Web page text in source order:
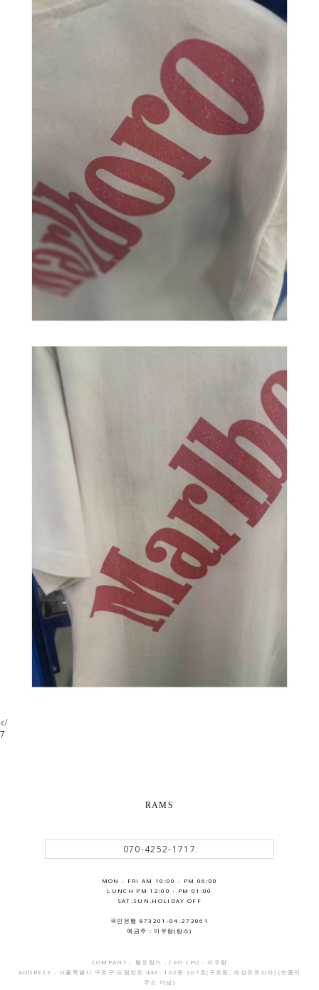
</
7
RAMS
070-4252-1717
MON - FRI AM 10:00 - PM 06:00
LUNCH PM 12:00 - PM 01:00
SAT.SUN.HOLIDAY OFF
국민은행 873201-04-273061
예금주 : 이우람(람스)
COMPANY - 헬로람스 . CEO CPO - 이우람
ADDRESS - 서울특별시 구로구 도림천로 446, 102동 207호(구로동, 예성유토피아) (반품지
주소 아님)